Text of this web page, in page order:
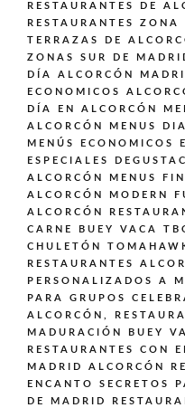
RESTAURANTES DE
RESTAURANTES
TERRAZAS DE
ZONAS SUR DE
DÍA ALCORCÓN
ECONOMICOS
DÍA EN ALCORCÓN
ALCORCÓN
MENUS
MENÚS ECONOMICOS
ESPECIALES
ALCORCÓN
MENUS
ALCORCÓN
MODERN
ALCORCÓN
CARNE BUEY VACA
CHULETÓN
RESTAURANTES
PERSONALIZADOS A
PARA GRUPOS
ALCORCÓN,
MADURACIÓN BUEY
RESTAURANTES CON
MADRID ALCORCÓN
ENCANTO SECRETOS
DE MADRID